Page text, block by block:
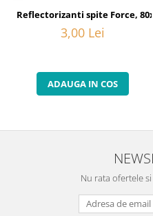
Reflectorizanti spite Force,
3,00 Lei
ADAUGA IN COS
Nu rata ofertele